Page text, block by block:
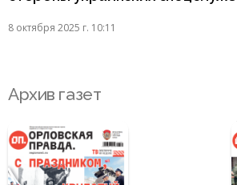
8 октября 2025 г. 10:11
Архив газет